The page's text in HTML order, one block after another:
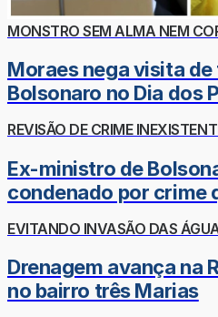
MONSTRO SEM ALMA NEM
Moraes nega visita
Bolsonaro no Dia dos
REVISÃO DE CRIME
Ex-ministro de
condenado por crime
EVITANDO INVASÃO DAS
Drenagem avança na
no bairro três Marias